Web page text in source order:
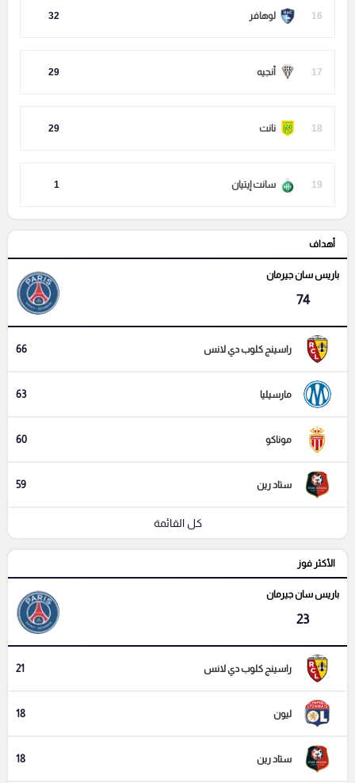
16 لوهافر 32
17 أنجيه 29
18 نانت 29
19 سانت إيتيان 1
أهداف
باريس سان جيرمان
74
راسينج كلوب دي لانس 66
مارسيليا 63
موناكو 60
ستاد رين 59
كل القائمة
الأكثر فوز
باريس سان جيرمان
23
راسينج كلوب دي لانس 21
ليون 18
ستاد رين 18